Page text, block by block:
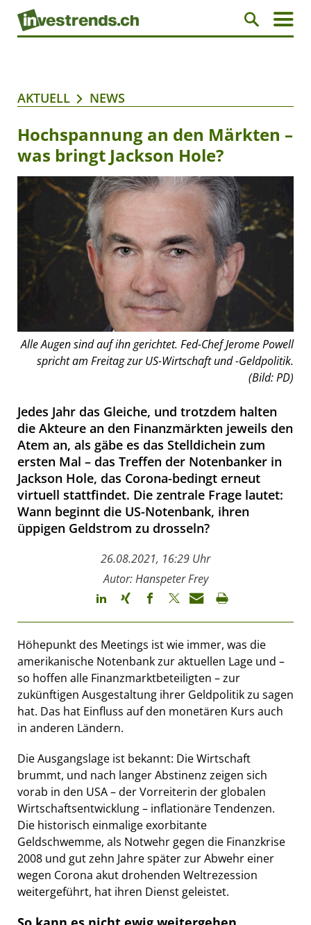
AKTUELL NEWS
Hochspannung an den Märkten –
was bringt Jackson Hole?
Alle Augen sind auf ihn gerichtet. Fed-Chef Jerome Powell
spricht am Freitag zur US-Wirtschaft und -Geldpolitik.
(Bild: PD)
Jedes Jahr das Gleiche, und trotzdem halten
die Akteure an den Finanzmärkten jeweils den
Atem an, als gäbe es das Stelldichein zum
ersten Mal – das Treffen der Notenbanker in
Jackson Hole, das Corona-bedingt erneut
virtuell stattfindet. Die zentrale Frage lautet:
Wann beginnt die US-Notenbank, ihren
üppigen Geldstrom zu drosseln?
26.08.2021, 16:29 Uhr
Autor: Hanspeter Frey
Höhepunkt des Meetings ist wie immer, was die
amerikanische Notenbank zur aktuellen Lage und –
so hoffen alle Finanzmarktbeteiligten – zur
zukünftigen Ausgestaltung ihrer Geldpolitik zu sagen
hat. Das hat Einfluss auf den monetären Kurs auch
in anderen Ländern.
Die Ausgangslage ist bekannt: Die Wirtschaft
brummt, und nach langer Abstinenz zeigen sich
vorab in den USA – der Vorreiterin der globalen
Wirtschaftsentwicklung – inflationäre Tendenzen.
Die historisch einmalige exorbitante
Geldschwemme, als Notwehr gegen die Finanzkrise
2008 und gut zehn Jahre später zur Abwehr einer
wegen Corona akut drohenden Weltrezession
weitergeführt, hat ihren Dienst geleistet.